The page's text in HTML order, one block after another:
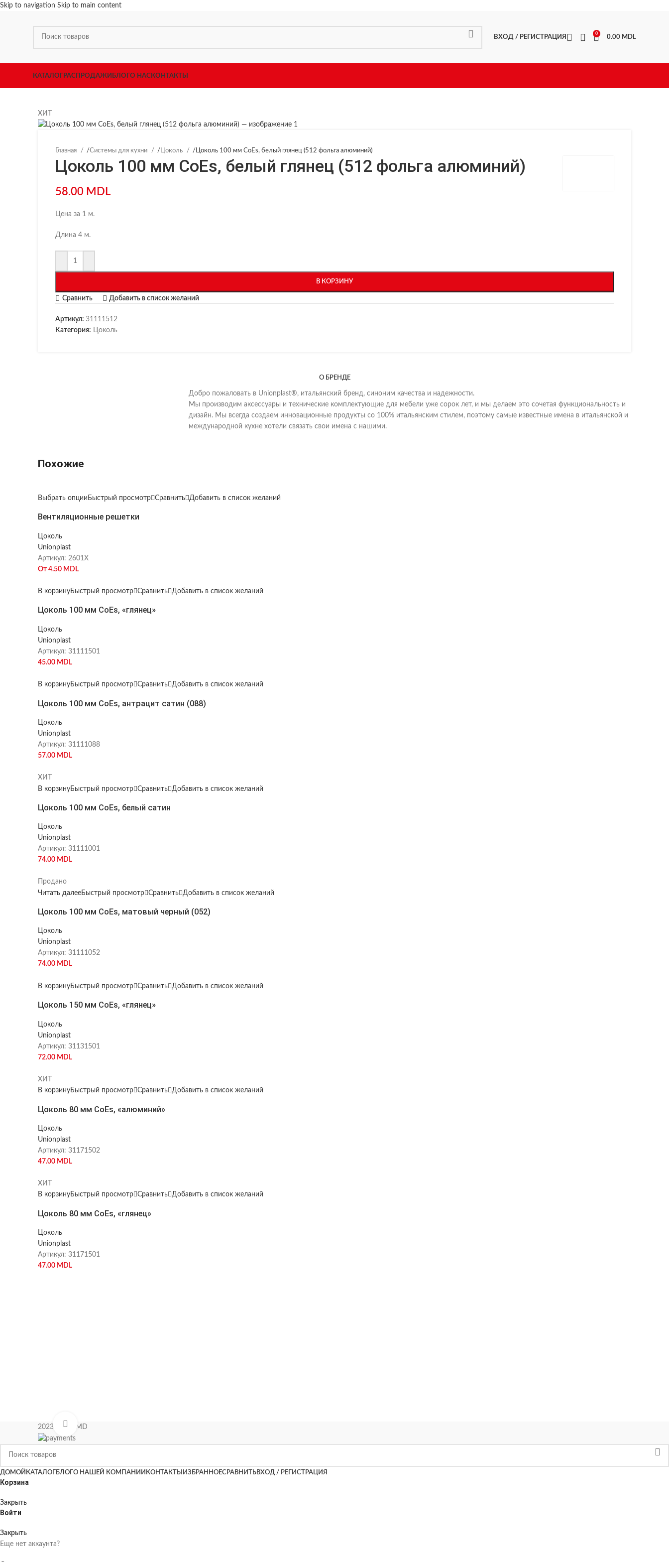
Skip to navigation Skip to main content
ВХОД / РЕГИСТРАЦИЯ
0
0.00 MDL
КАТАЛОГРАСПРОДАЖИ БЛОГО НАСКОНТАКТЫ
ХИТ
Нажмите, чтобы увеличить
Главная /Системы для кухни / Цоколь / Цоколь 100 мм CoEs, белый глянец (512 фольга алюминий)
Цоколь 100 мм CoEs, белый глянец (512 фольга алюминий)
58.00 MDL
Цена за 1 м.
Длина 4 м.
В КОРЗИНУ
Сравнить Добавить в список желаний
Артикул: 31111512
Категория: Цоколь
О БРЕНДЕ
Добро пожаловать в Unionplast®, итальянский бренд, синоним качества и надежности.
Мы производим аксессуары и технические комплектующие для мебели уже сорок лет, и мы делаем это сочетая функциональность и
дизайн. Мы всегда создаем инновационные продукты со 100% итальянским стилем, поэтому самые известные имена в итальянской и
международной кухне хотели связать свои имена с нашими.
Похожие
Выбрать опции Быстрый просмотр Сравнить Добавить в список желаний
Вентиляционные решетки
Цоколь
Unionplast
Артикул: 2601X
От 4.50 MDL
В корзинуБыстрый просмотр Сравнить Добавить в список желаний
Цоколь 100 мм CoEs, «глянец»
Цоколь
Unionplast
Артикул: 31111501
45.00 MDL
В корзинуБыстрый просмотр Сравнить Добавить в список желаний
Цоколь 100 мм CoEs, антрацит сатин (088)
Цоколь
Unionplast
Артикул: 31111088
57.00 MDL
ХИТ
В корзинуБыстрый просмотр Сравнить Добавить в список желаний
Цоколь 100 мм CoEs, белый сатин
Цоколь
Unionplast
Артикул: 31111001
74.00 MDL
Продано
Читать далееБыстрый просмотр Сравнить Добавить в список желаний
Цоколь 100 мм CoEs, матовый черный (052)
Цоколь
Unionplast
Артикул: 31111052
74.00 MDL
В корзинуБыстрый просмотр Сравнить Добавить в список желаний
Цоколь 150 мм CoEs, «глянец»
Цоколь
Unionplast
Артикул: 31131501
72.00 MDL
ХИТ
В корзинуБыстрый просмотр Сравнить Добавить в список желаний
Цоколь 80 мм CoEs, «алюминий»
Цоколь
Unionplast
Артикул: 31171502
47.00 MDL
ХИТ
В корзинуБыстрый просмотр Сравнить Добавить в список желаний
Цоколь 80 мм CoEs, «глянец»
Цоколь
Unionplast
Артикул: 31171501
47.00 MDL
2023 KIPAS.MD
ДОМОЙ КАТАЛОГ БЛОГ О НАШЕЙ КОМПАНИИ КОНТАКТЫ ИЗБРАННОЕСРАВНИТЬВХОД / РЕГИСТРАЦИЯ
Корзина
Закрыть
Войти
Закрыть
Еще нет аккаунта?